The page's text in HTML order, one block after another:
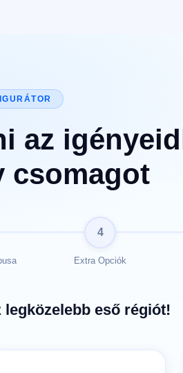
az
csomagot
4
Extra Opciók
eső régiót!